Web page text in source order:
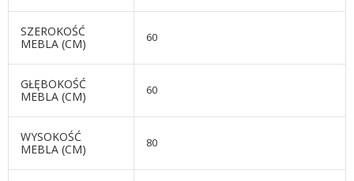
SZEROKOŚĆ
MEBLA (CM)
60
GŁĘBOKOŚĆ
MEBLA (CM)
60
WYSOKOŚĆ
MEBLA (CM)
80